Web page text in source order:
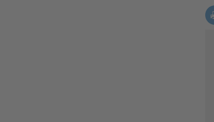
DKE Fachinformationen im Kontext der